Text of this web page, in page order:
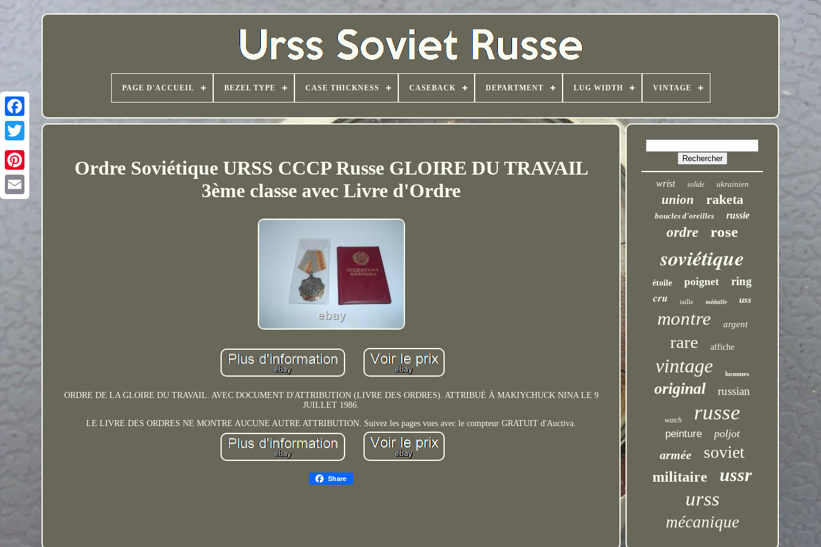
PAGE D'ACCUEIL BEZEL TYPE CASE THICKNESS CASEBACK DEPARTMENT LUG WIDTH VINTAGE
Ordre Soviétique URSS CCCP Russe GLOIRE DU TRAVAIL
3ème classe avec Livre d'Ordre
ORDRE DE LA GLOIRE DU TRAVAIL. AVEC DOCUMENT D'ATTRIBUTION (LIVRE DES ORDRES). ATTRIBUÉ À MAKIYCHUCK NINA LE 9
JUILLET 1986.
LE LIVRE DES ORDRES NE MONTRE AUCUNE AUTRE ATTRIBUTION. Suivez les pages vues avec le compteur GRATUIT d'Auctiva.
Share
wrist solide ukrainien
union raketa
boucles d'oreilles russie
ordre rose
soviétique
étoile poignet ring
cru taille médaille uss
montre argent
rare affiche
vintage hommes
original russian
watch russe
peinture poljot
armée soviet
militaire ussr
urss
mécanique